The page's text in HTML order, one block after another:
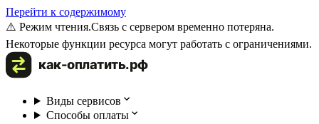
Перейти к содержимому
⚠️ Режим чтения.Связь с сервером временно потеряна.
Некоторые функции ресурса могут работать с ограничениями.
Виды сервисов
Способы оплаты